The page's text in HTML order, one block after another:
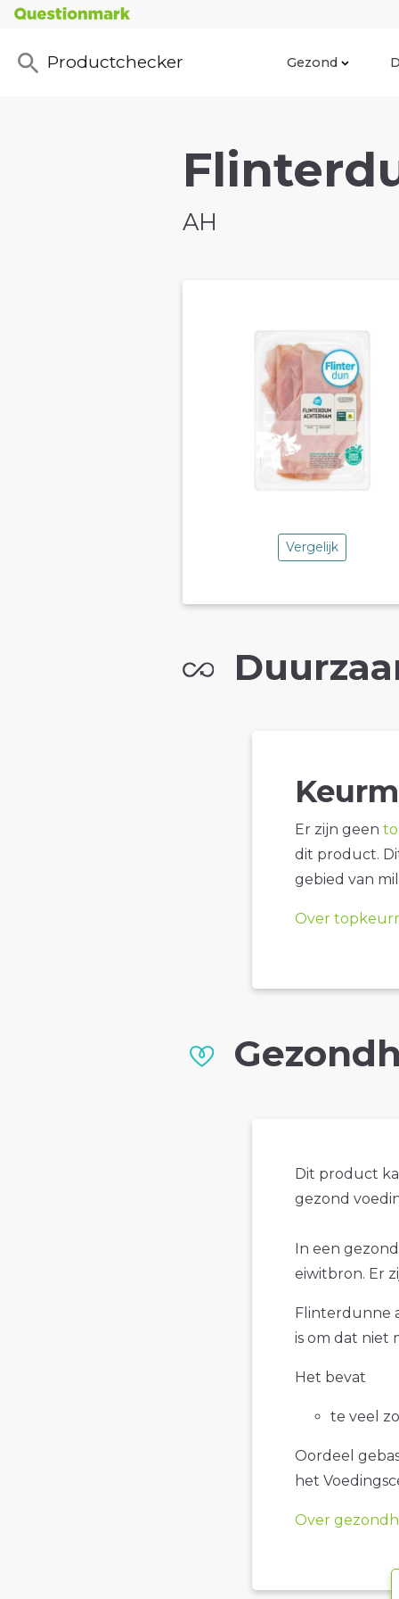
Productchecker Gezond
AH
Vergelijk
Er zijn geen
dit product.
gebied van
Over
Dit product
gezond
In een
eiwitbron. Er
Flinterdunne
is om dat niet
Het bevat
te veel
Oordeel
het
Over